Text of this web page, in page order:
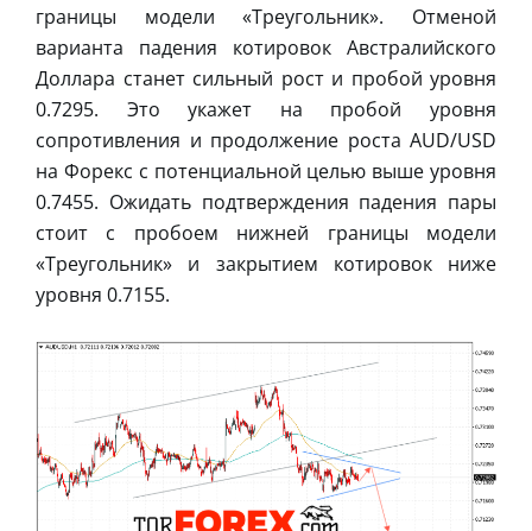
границы модели «Треугольник». Отменой
варианта падения котировок Австралийского
Доллара станет сильный рост и пробой уровня
0.7295. Это укажет на пробой уровня
сопротивления и продолжение роста AUD/USD
на Форекс с потенциальной целью выше уровня
0.7455. Ожидать подтверждения падения пары
стоит с пробоем нижней границы модели
«Треугольник» и закрытием котировок ниже
уровня 0.7155.